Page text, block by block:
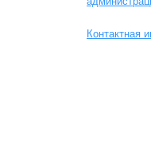
Контактная